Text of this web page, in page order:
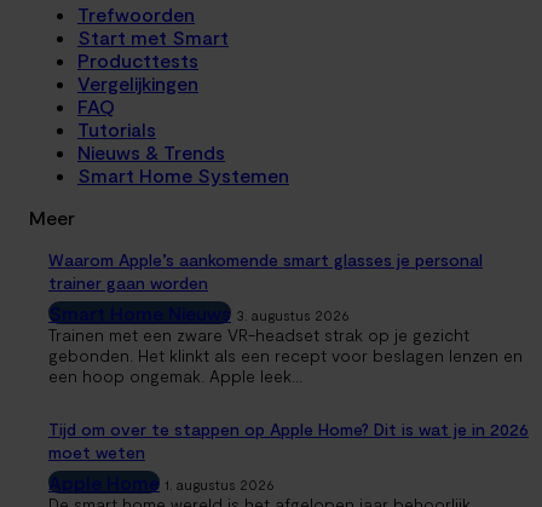
Trefwoorden
Start met Smart
Producttests
Vergelijkingen
FAQ
Tutorials
Nieuws & Trends
Smart Home Systemen
Meer
Waarom Apple’s aankomende smart glasses je personal
trainer gaan worden
Smart Home Nieuws 3. augustus 2026
Trainen met een zware VR-headset strak op je gezicht
gebonden. Het klinkt als een recept voor beslagen lenzen en
een hoop ongemak. Apple leek...
Tijd om over te stappen op Apple Home? Dit is wat je in 2026
moet weten
Apple Home 1. augustus 2026